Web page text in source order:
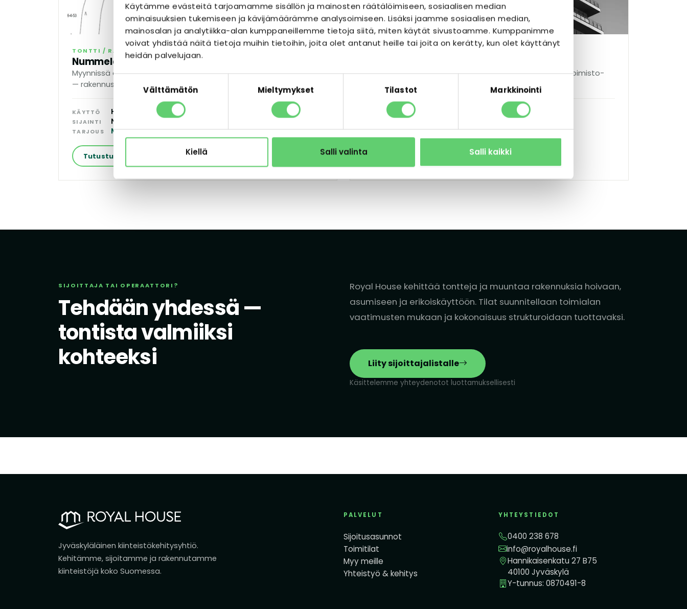
Käytämme evästeitä tarjoamamme sisällön ja mainosten räätälöimiseen, sosiaalisen median
ominaisuuksien tukemiseen ja kävijämäärämme analysoimiseen. Lisäksi jaamme sosiaalisen median,
mainosalan ja analytiikka-alan kumppaneillemme tietoja siitä, miten käytät sivustoamme. Kumppanimme
voivat yhdistää näitä tietoja muihin tietoihin, joita olet antanut heille tai joita on kerätty, kun olet käyttänyt
heidän palvelujaan.
Välttämätön Mieltymykset Tilastot Markkinointi
Kiellä Salli valinta Salli kaikki
TONTTI / RAKENNUSOIKEUS
Nummela Tontti
Myynnissä oleva asemakaavoitettu kerrostalotontti Nummelassa
— rakennusoikeutta n. 5 060 k-m², soveltuu asuinkerrostaloihin tai
KÄYTTÖ Hoiva, Vuokra-asunnot
SIJAINTI Nummela, Vihti
TARJOUS Myynnissä · pilkottavissa
Tutustu kohteeseen
TONTTI / RAKENNUSOIKEUS
Tyhjä tontti Kirkkopuiston ja Kilpisenkadun kulmassa — toimisto-
tai hotellikäyttöön. Haetaan vuokralaista tai käyttäjää.
KÄYTTÖ Toimisto, Erikoiskäyttö
Kirkkopuisto / Kilpisenkatu, Jyväskylä
TARJOUS Toimija haetaan
SIJOITTAJA TAI OPERAATTORI?
Tehdään yhdessä —
tontista valmiiksi
kohteeksi
Royal House kehittää tontteja ja muuntaa rakennuksia hoivaan,
asumiseen ja erikoiskäyttöön. Tilat suunnitellaan toimialan
vaatimusten mukaan ja kokonaisuus strukturoidaan tuottavaksi.
Liity sijoittajalistalle
Käsittelemme yhteydenotot luottamuksellisesti
Jyväskyläläinen kiinteistökehitysyhtiö.
Kehitämme, sijoitamme ja rakennutamme
kiinteistöjä koko Suomessa.
PALVELUT
Sijoitusasunnot
Toimitilat
Myy meille
Yhteistyö & kehitys
YHTEYSTIEDOT
0400 238 678
info@royalhouse.fi
Hannikaisenkatu 27 B75
40100 Jyväskylä
Y-tunnus: 0870491-8